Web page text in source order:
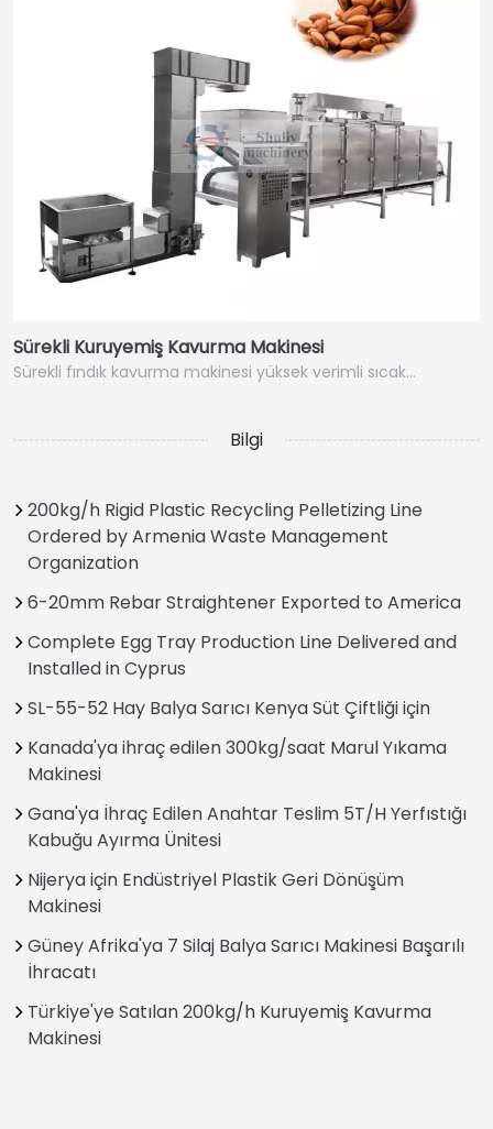
Sürekli Kuruyemiş Kavurma Makinesi
Sürekli fındık kavurma makinesi yüksek verimli sıcak…
Bilgi
200kg/h Rigid Plastic Recycling Pelletizing Line
Ordered by Armenia Waste Management
Organization
6-20mm Rebar Straightener Exported to America
Complete Egg Tray Production Line Delivered and
Installed in Cyprus
SL-55-52 Hay Balya Sarıcı Kenya Süt Çiftliği için
Kanada'ya ihraç edilen 300kg/saat Marul Yıkama
Makinesi
Gana'ya İhraç Edilen Anahtar Teslim 5T/H Yerfıstığı
Kabuğu Ayırma Ünitesi
Nijerya için Endüstriyel Plastik Geri Dönüşüm
Makinesi
Güney Afrika'ya 7 Silaj Balya Sarıcı Makinesi Başarılı
İhracatı
Türkiye'ye Satılan 200kg/h Kuruyemiş Kavurma
Makinesi